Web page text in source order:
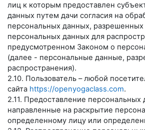
лиц к которым предоставлен
данных путем дачи согласия на
персональных данных,
персональных данных для
предусмотренном Законом о
(далее - персональные данные,
распространения).
2.10. Пользователь – любой
сайта https://openyogaclass.com.
2.11. Предоставление персональных
направленные на раскрытие
определенному лицу или